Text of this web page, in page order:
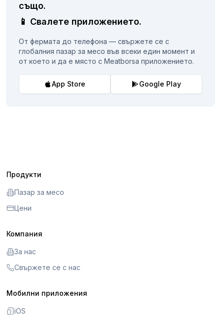
същo.
📱 Свалете приложението.
От фермата до телефона — свържете се с
глобалния пазар за месо във всеки един момент и
от което и да е място с Meatborsa приложението.
App Store Google Play
Продукти
Пазар за месо
Цени
Компания
За нас
Свържете се с нас
Мобилни приложения
iOS